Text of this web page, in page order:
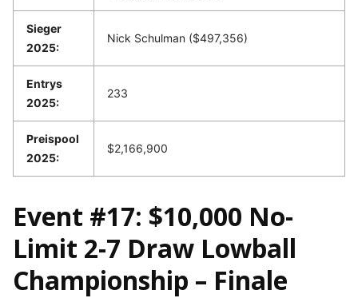
Sieger
2025:
Nick Schulman ($497,356)
Entrys
2025:
233
Preispool
2025:
$2,166,900
Event #17: $10,000 No-
Limit 2-7 Draw Lowball
Championship – Finale